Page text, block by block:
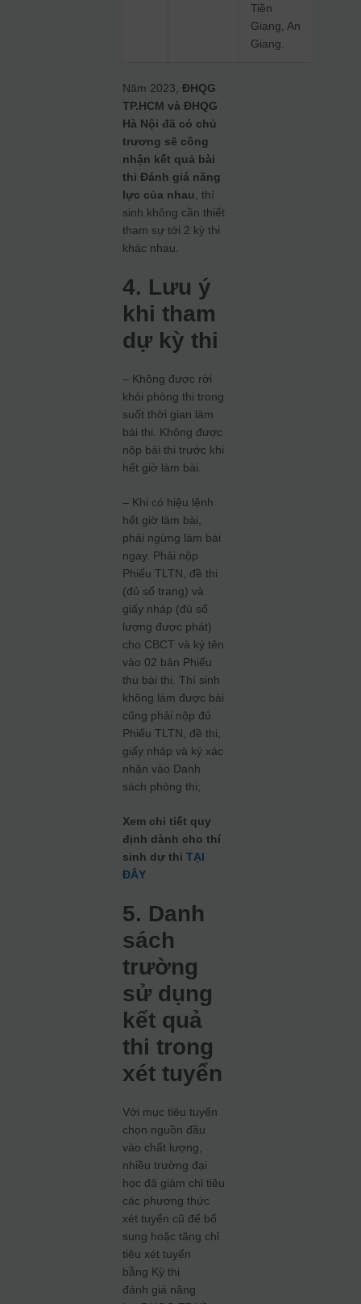
Tiền
Giang, An
Giang.
Năm 2023,ĐHQG
TP.HCM và ĐHQG
Hà Nội đã có chủ
trương sẽ công
nhận kết quả bài
thi Đánh giá năng
lực của nhau , thí
sinh không cần thiết
tham sự tới 2 kỳ thi
khác nhau.
4. Lưu ý
khi tham
dự kỳ thi
– Không được rời
khỏi phòng thi trong
suốt thời gian làm
bài thi. Không được
nộp bài thi trước khi
hết giờ làm bài.
– Khi có hiệu lệnh
hết giờ làm bài,
phải ngừng làm bài
ngay. Phải nộp
Phiếu TLTN, đề thi
(đủ số trang) và
giấy nháp (đủ số
lượng được phát)
cho CBCT và ký tên
vào 02 bản Phiếu
thu bài thi. Thí sinh
không làm được bài
cũng phải nộp đủ
Phiếu TLTN, đề thi,
giấy nháp và ký xác
nhận vào Danh
sách phòng thi;
Xem chi tiết quy
định dành cho thí
sinh dự thiTẠI
ĐÂY
5. Danh
sách
trường
sử dụng
kết quả
thi trong
xét tuyển
Với mục tiêu tuyển
chọn nguồn đầu
vào chất lượng,
nhiều trường đại
học đã giảm chỉ tiêu
các phương thức
xét tuyển cũ để bổ
sung hoặc tăng chỉ
tiêu xét tuyển
bằng Kỳ thi
đánh giá năng